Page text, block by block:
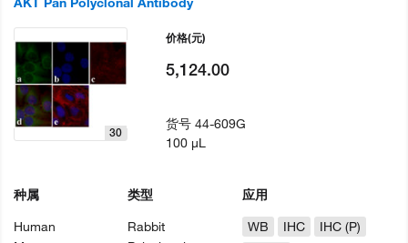
30
种属
Human
类型
Rabbit
应用
WB
IHC
IHC (P)
价格(元)
5,124.00
货号44-609G
100 µL